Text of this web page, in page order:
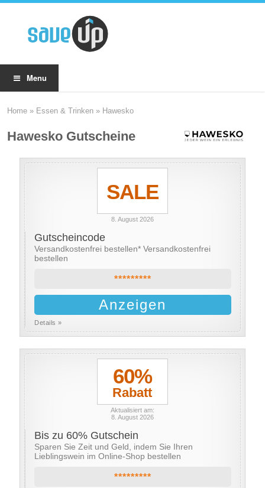
Menu
Home » Essen & Trinken » Hawesko
Hawesko Gutscheine
SALE
8. August 2026
Gutscheincode
Versandkostenfrei bestellen* Versandkostenfrei
bestellen
*********
Anzeigen
Details »
60%
Rabatt
Aktualisiert am:
8. August 2026
Bis zu 60% Gutschein
Sparen Sie Zeit und Geld, indem Sie Ihren
Lieblingswein im Online-Shop bestellen
*********